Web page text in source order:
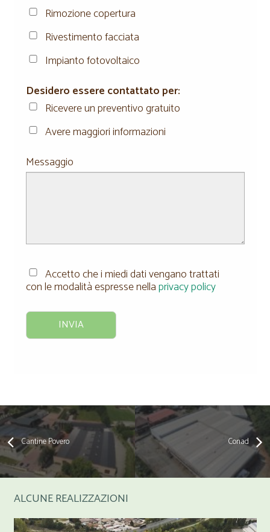
Rimozione copertura
Rivestimento facciata
Impianto fotovoltaico
Desidero essere contattato per:
Ricevere un preventivo gratuito
Avere maggiori informazioni
Messaggio
Accetto che i miedi dati vengano trattati
con le modalità espresse nellaprivacy policy
Cantine Povero Conad
ALCUNE REALIZZAZIONI